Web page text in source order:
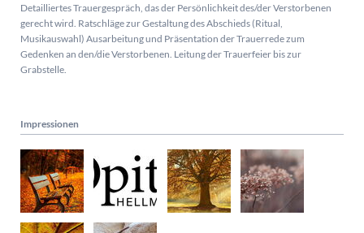
Detailliertes Trauergespräch, das der Persönlichkeit des/der Verstorbenen
gerecht wird. Ratschläge zur Gestaltung des Abschieds (Ritual,
Musikauswahl) Ausarbeitung und Präsentation der Trauerrede zum
Gedenken an den/die Verstorbenen. Leitung der Trauerfeier bis zur
Grabstelle.
Impressionen